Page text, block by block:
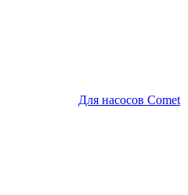
Для насосов Comet